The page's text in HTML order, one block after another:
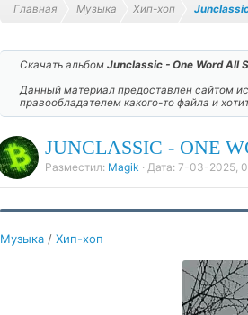
Главная Музыка Хип-хоп
Скачать альбом Junclassic - One Word All
Данный материал предоставлен сайтом
правообладателем какого-то файла и
JUNCLASSIC - ONE
Разместил: Magik · Дата: 7-03-2025,
Музыка / Хип-хоп